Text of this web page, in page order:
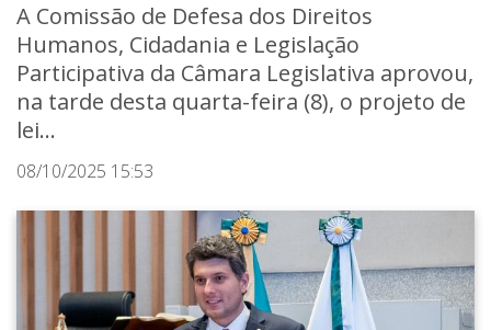
A Comissão de Defesa dos Direitos
Humanos, Cidadania e Legislação
Participativa da Câmara Legislativa aprovou,
na tarde desta quarta-feira (8), o projeto de
lei...
08/10/2025 15:53